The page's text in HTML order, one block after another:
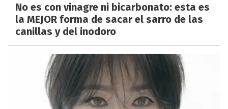
No es con vinagre ni bicarbonato: esta es
la MEJOR forma de sacar el sarro de las
canillas y del inodoro